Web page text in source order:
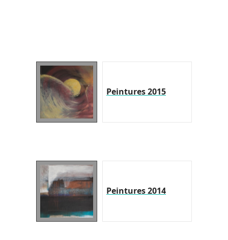
Peintures 2015
Peintures 2014